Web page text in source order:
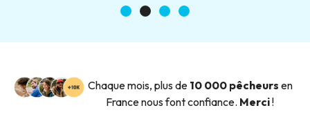
3 4
Chaque mois, plus de 10 000 pêcheurs en
France nous font confiance. Merci!